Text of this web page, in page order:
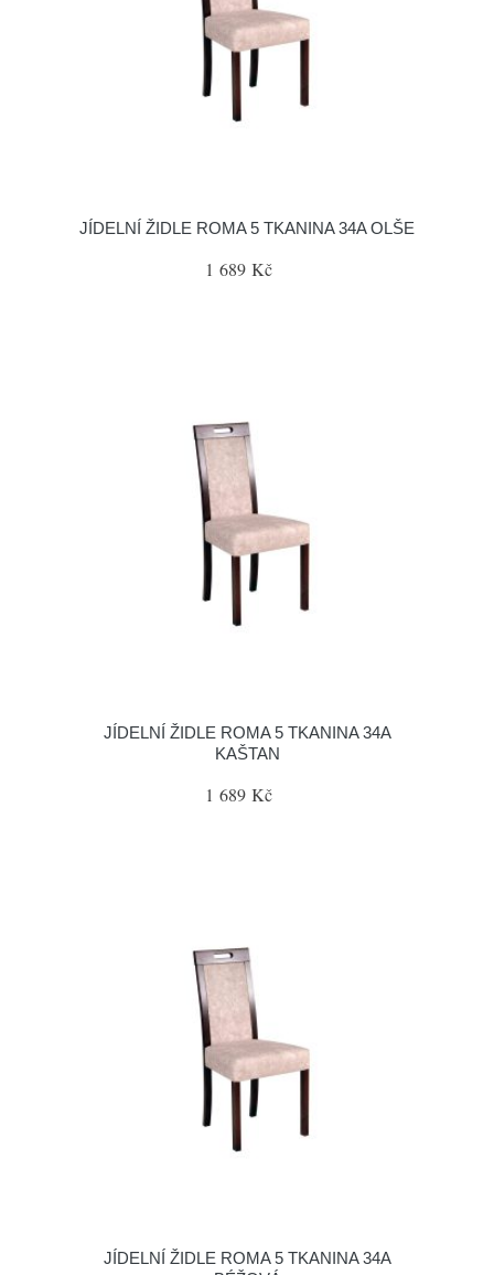
JÍDELNÍ ŽIDLE ROMA 5 TKANINA 34A OLŠE
1 689 Kč
JÍDELNÍ ŽIDLE ROMA 5 TKANINA 34A
KAŠTAN
1 689 Kč
JÍDELNÍ ŽIDLE ROMA 5 TKANINA 34A